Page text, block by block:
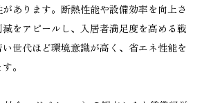
あります。断熱性能や設備効率を向上さ
をアピールし、入居者満足度を高める戦
世代ほど環境意識が高く、省エネ性能を
。